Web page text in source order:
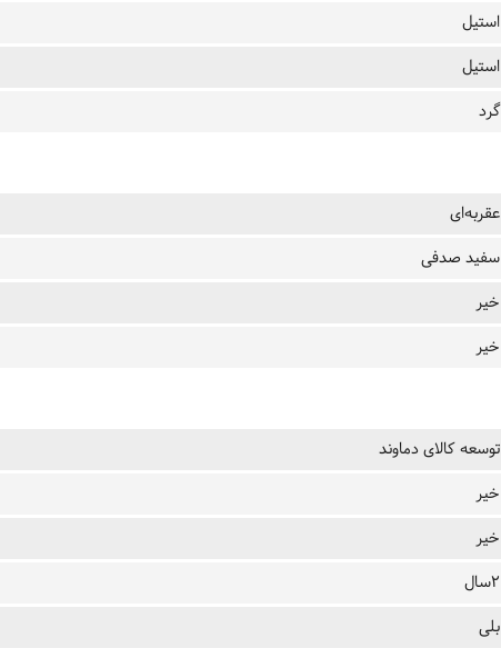
استیل
استیل
گرد
عقربه‌ای
سفید صدفی
خیر
خیر
توسعه کالای دماوند
خیر
خیر
2سال
بلی